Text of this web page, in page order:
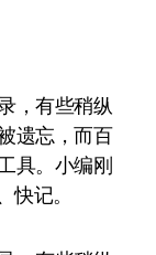
遗忘，而百
具。小编刚
记。